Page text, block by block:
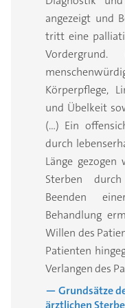
angezeigt und
tritt eine
Körperpflege,
und Übelkeit
(…) Ein
durch
Länge
Sterben
Beenden
Behandlung
Willen des
Patienten
Verlangen des
— Grundsätze
ärztlichen